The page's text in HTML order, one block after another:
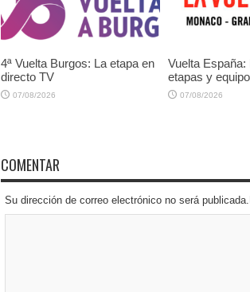
4ª Vuelta Burgos: La etapa en
directo TV
07/08/2026
Vuelta España:
etapas y
07/08/2026
COMENTAR
Su dirección de correo electrónico no será